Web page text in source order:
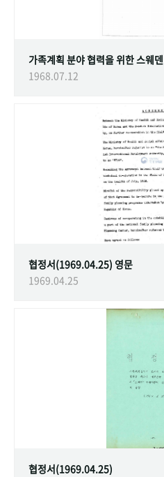
가족계획 분야 협력을 위한 스웨
1968.07.12
협정서(1969.04.25) 영문
1969.04.25
협정서(1969.04.25)